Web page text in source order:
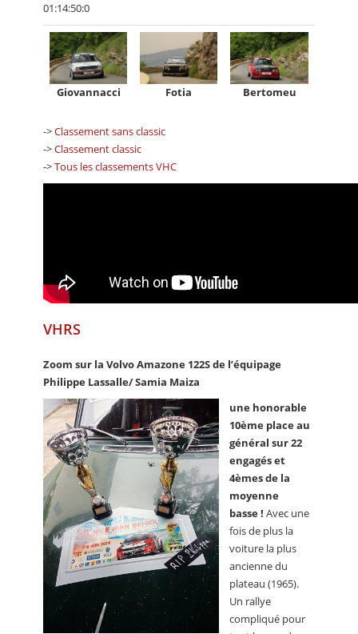
01:14:50:0
Giovannacci Fotia Bertomeu
->Classement sans classic
->Classement classic
->Tous les classements VHC
VHRS
Zoom sur la Volvo Amazone 122S de l’équipage
Philippe Lassalle/ Samia Maiza
une honorable
10ème place au
général sur 22
engagés et
4èmes de la
moyenne
basse ! Avec une
fois de plus la
voiture la plus
ancienne du
plateau (1965).
Un rallye
compliqué pour